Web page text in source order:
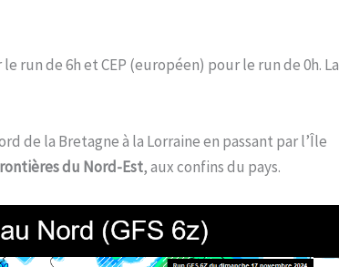
run de 6h et CEP (européen) pour le run de 0h. La
de la Bretagne à la Lorraine en passant par l’Île
du Nord-Est, aux confins du pays.